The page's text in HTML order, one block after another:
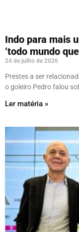
Indo para mais
‘todo mundo
24 de julho de 2026
Prestes a ser
o goleiro Pedro falou
Ler matéria »